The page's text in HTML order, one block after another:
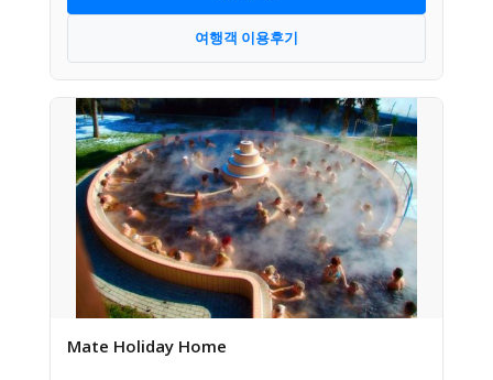
여행객 이용후기
Mate Holiday Home